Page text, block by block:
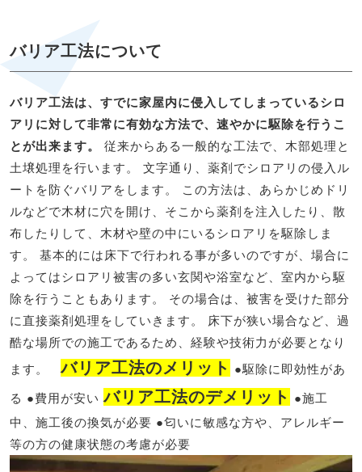
バリア工法について
バリア工法は、すでに家屋内に侵入してしまっているシロ
アリに対して非常に有効な方法で、速やかに駆除を行うこ
とが出来ます。
従来からある一般的な工法で、木部処理と
土壌処理を行います。 文字通り、薬剤でシロアリの侵入ル
ートを防ぐバリアをします。 この方法は、あらかじめドリ
ルなどで木材に穴を開け、そこから薬剤を注入したり、散
布したりして、木材や壁の中にいるシロアリを駆除しま
す。 基本的には床下で行われる事が多いのですが、場合に
よってはシロアリ被害の多い玄関や浴室など、室内から駆
除を行うこともあります。 その場合は、被害を受けた部分
に直接薬剤処理をしていきます。 床下が狭い場合など、過
酷な場所での施工であるため、経験や技術力が必要となり
ます。バリア工法のメリット ●駆除に即効性があ
る ●費用が安いバリア工法のデメリット
●施工
中、施工後の換気が必要 ●匂いに敏感な方や、アレルギー
等の方の健康状態の考慮が必要